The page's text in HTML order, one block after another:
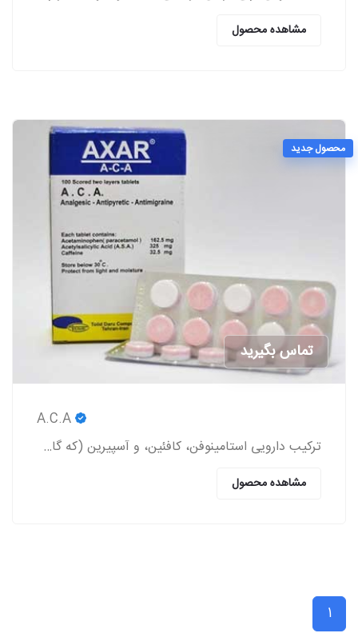
مشاهده محصول
محصول جدید
تماس بگیرید
ترکیب دارویی استامینوفن، کافئین، و آسپیرین (که گاهی اوقات به صورت عامیانه با مخفف ACA شناخته می‌شود) یک داروی مسکن بدون نسخه است.
مشاهده محصول
1